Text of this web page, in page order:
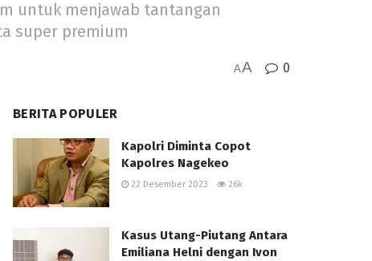
untuk menjawab tantangan
super premium
AA 0
BERITA POPULER
Kapolri Diminta Copot
Kapolres Nagekeo
22 Desember 2023 26k
Kasus Utang-Piutang Antara
Emiliana Helni dengan Ivon